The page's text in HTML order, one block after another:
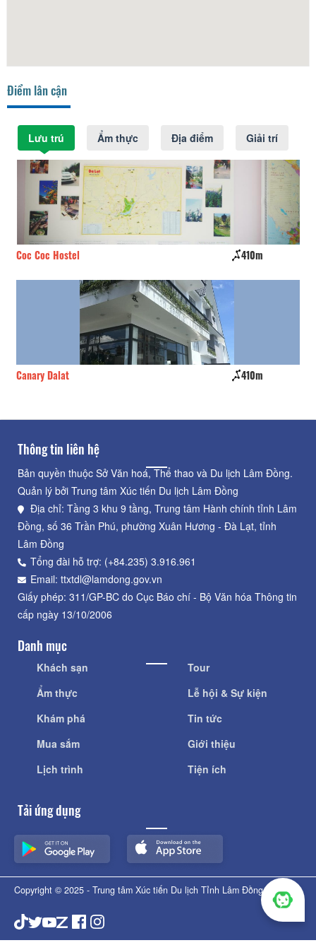
Điểm lân cận
Lưu trú Ẩm thực Địa điểm Giải trí
Coc Coc Hostel 410m
Canary Dalat 410m
Thông tin liên hệ
Bản quyền thuộc Sở Văn hoá, Thể thao và Du lịch Lâm Đồng.
Quản lý bởi Trung tâm Xúc tiến Du lịch Lâm Đồng
Địa chỉ: Tầng 3 khu 9 tầng, Trung tâm Hành chính tỉnh Lâm
Đồng, số 36 Trần Phú, phường Xuân Hương - Đà Lạt, tỉnh
Lâm Đồng
Tổng đài hỗ trợ: (+84.235) 3.916.961
Email: ttxtdl@lamdong.gov.vn
Giấy phép: 311/GP-BC do Cục Báo chí - Bộ Văn hóa Thông tin
cấp ngày 13/10/2006
Danh mục
Khách sạn
Ẩm thực
Khám phá
Mua sắm
Lịch trình
Tour
Lễ hội & Sự kiện
Tin tức
Giới thiệu
Tiện ích
Tải ứng dụng
Copyright © 2025 - Trung tâm Xúc tiến Du lịch Tỉnh Lâm Đồng